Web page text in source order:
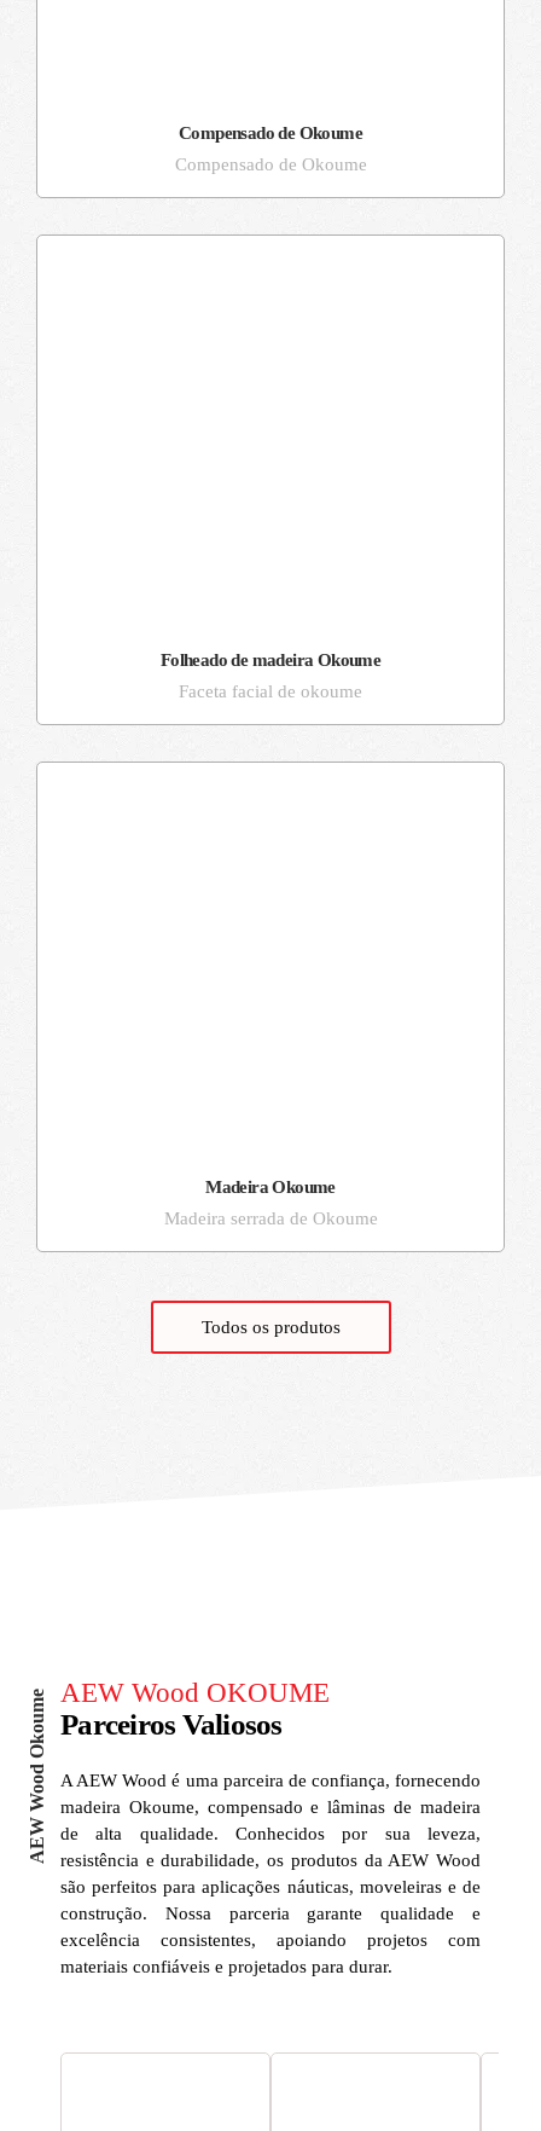
Compensado de Okoume
Compensado de Okoume
Faceta facial de okoume
Folheado de madeira Okoume
Madeira serrada de Okoume
Madeira Okoume
Todos os produtos
AEW Wood OKOUME
Parceiros Valiosos
AEW Wood Okoume
A AEW Wood é uma parceira de confiança, fornecendo
madeira Okoume, compensado e lâminas de madeira
de alta qualidade. Conhecidos por sua leveza,
resistência e durabilidade, os produtos da AEW Wood
são perfeitos para aplicações náuticas, moveleiras e de
construção. Nossa parceria garante qualidade e
excelência consistentes, apoiando projetos com
materiais confiáveis e projetados para durar.